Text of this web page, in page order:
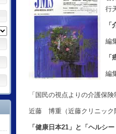
行
編
編
「国民の視点よりの介護保
近藤 博重（近藤クリニック
「健康日本21」と「ヘルシ